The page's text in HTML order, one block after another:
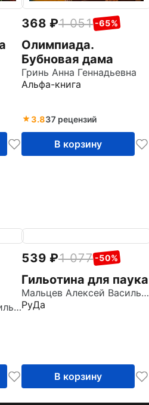
368 1 051 -65%
Олимпиада.
Бубновая дама
Гринь Анна Геннадьевна
Альфа-книга
3.837 рецензий
В корзину
Мальцев Алексей Васильевич
539 1 077 -50%
Гильотина для паука
Мальцев Алексей Васильевич
РуДа
В корзину